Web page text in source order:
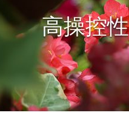
高操控